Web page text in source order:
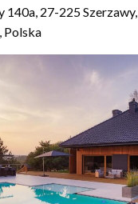
140a, 27-225 Szerzawy,
Polska